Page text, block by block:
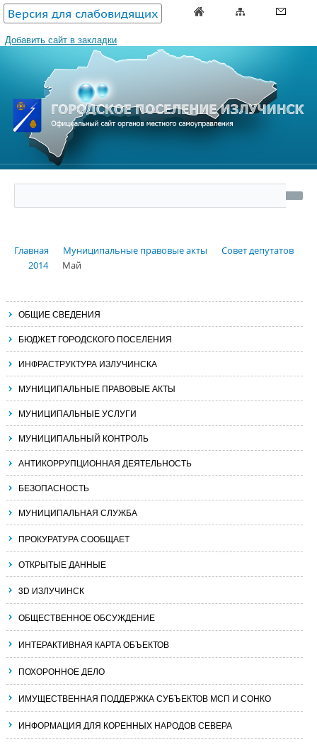
Версия для слабовидящих
Добавить сайт в закладки
Главная Муниципальные правовые акты
Совет депутатов
2014
Май
ОБЩИЕ СВЕДЕНИЯ
БЮДЖЕТ ГОРОДСКОГО ПОСЕЛЕНИЯ
ИНФРАСТРУКТУРА ИЗЛУЧИНСКА
МУНИЦИПАЛЬНЫЕ ПРАВОВЫЕ АКТЫ
МУНИЦИПАЛЬНЫЕ УСЛУГИ
МУНИЦИПАЛЬНЫЙ КОНТРОЛЬ
АНТИКОРРУПЦИОННАЯ ДЕЯТЕЛЬНОСТЬ
БЕЗОПАСНОСТЬ
МУНИЦИПАЛЬНАЯ СЛУЖБА
ПРОКУРАТУРА СООБЩАЕТ
ОТКРЫТЫЕ ДАННЫЕ
3D ИЗЛУЧИНСК
ОБЩЕСТВЕННОЕ ОБСУЖДЕНИЕ
ИНТЕРАКТИВНАЯ КАРТА ОБЪЕКТОВ
ПОХОРОННОЕ ДЕЛО
ИМУЩЕСТВЕННАЯ ПОДДЕРЖКА СУБЪЕКТОВ МСП И СОНКО
ИНФОРМАЦИЯ ДЛЯ КОРЕННЫХ НАРОДОВ СЕВЕРА